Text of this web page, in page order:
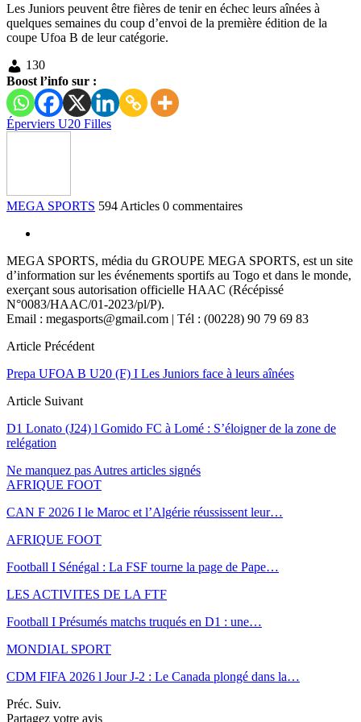
Les Juniors peuvent être fières de tenir en échec leurs aînées à
quelques semaines du coup d’envoi de la première édition de la
coupe Ufoa B de leur catégorie.
130
Boost l’info sur :
Éperviers U20 Filles
MEGA SPORTS 594 Articles 0 commentaires
MEGA SPORTS, média du GROUPE MEGA SPORTS, est un site
d’information sur les événements sportifs au Togo et dans le monde,
exerçant sous autorisation officielle HAAC (Récépissé
N°0083/HAAC/01-2023/pl/P).
Email : megasports@gmail.com | Tél : (00228) 90 79 69 83
Article Précédent
Prepa UFOA B U20 (F) I Les Juniors face à leurs aînées
Article Suivant
D1 Lonato (J24) l Gomido FC à Lomé : S’éloigner de la zone de
relégation
Ne manquez pas Autres articles signés
AFRIQUE FOOT
CAN F 2026 I le Maroc et l’Algérie réussissent leur…
AFRIQUE FOOT
Football I Sénégal : La FSF tourne la page de Pape…
LES ACTIVITES DE LA FTF
Football I Présumés matchs truqués en D1 : une…
MONDIAL SPORT
CDM FIFA 2026 l Jour J-2 : Le Canada plongé dans la…
Préc. Suiv.
Partagez votre avis